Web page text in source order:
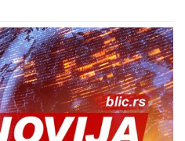
Svetskog
je Hrvatska
PLjUŠTI I GRMI! STIŽE
Evo gde se do kraja dana